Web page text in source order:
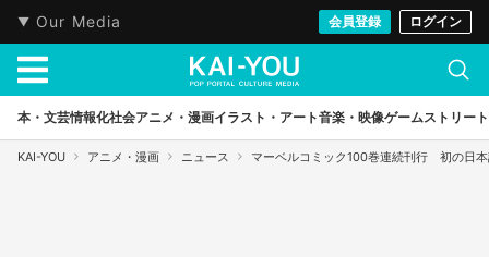
Our Media 会員登録 ログイン
本・文芸情報化社会アニメ・漫画イラスト・アート音楽・映像ゲームストリート
KAI-YOU アニメ・漫画 ニュース マーベルコミック100巻連続刊行 初の日